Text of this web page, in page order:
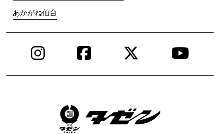
あかがね仙台
InstagramFacebook